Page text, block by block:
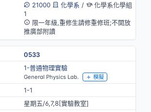
21000
化學系 /
化學系化學組
1
限一年級,重修生請修重修班;不開放
推廣部附讀
0533
1-普通物理實驗
General Physics Lab. 模擬
1-1
星期五/6,7,8[實驗教室]